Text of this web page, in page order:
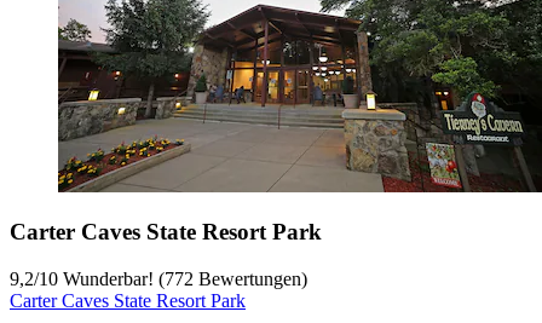
Carter Caves State Resort Park
9,2/10 Wunderbar! (772 Bewertungen)
Carter Caves State Resort Park